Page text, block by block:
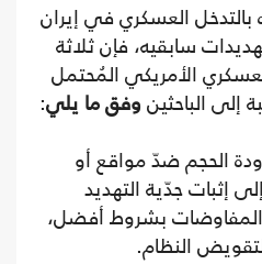
العسكري في إيران
سابقيه، فإن ثلاثة
الأمريكي المُحتمل
إلى الباحثين وفق ما يلي:
الحجم ضدّ مواقع أو
إثبات جدّية التهديد
المفاوضات بشروط أفضل،
النظام.